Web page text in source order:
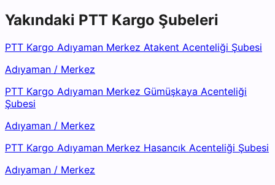
Yakındaki PTT Kargo Şubeleri
PTT Kargo Adıyaman Merkez Atakent Acenteliği Şubesi
Adıyaman / Merkez
PTT Kargo Adıyaman Merkez Gümüşkaya Acenteliği
Şubesi
Adıyaman / Merkez
PTT Kargo Adıyaman Merkez Hasancık Acenteliği Şubesi
Adıyaman / Merkez